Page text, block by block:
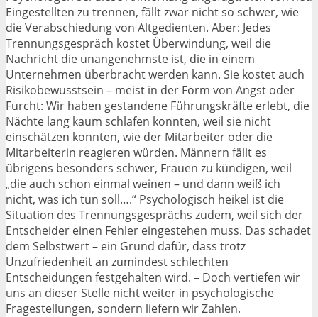
Eingestellten zu trennen, fällt zwar nicht so schwer, wie
die Verabschiedung von Altgedienten. Aber: Jedes
Trennungsgespräch kostet Überwindung, weil die
Nachricht die unangenehmste ist, die in einem
Unternehmen überbracht werden kann. Sie kostet auch
Risikobewusstsein – meist in der Form von Angst oder
Furcht: Wir haben gestandene Führungskräfte erlebt, die
Nächte lang kaum schlafen konnten, weil sie nicht
einschätzen konnten, wie der Mitarbeiter oder die
Mitarbeiterin reagieren würden. Männern fällt es
übrigens besonders schwer, Frauen zu kündigen, weil
„die auch schon einmal weinen – und dann weiß ich
nicht, was ich tun soll….“ Psychologisch heikel ist die
Situation des Trennungsgesprächs zudem, weil sich der
Entscheider einen Fehler eingestehen muss. Das schadet
dem Selbstwert – ein Grund dafür, dass trotz
Unzufriedenheit an zumindest schlechten
Entscheidungen festgehalten wird. – Doch vertiefen wir
uns an dieser Stelle nicht weiter in psychologische
Fragestellungen, sondern liefern wir Zahlen.